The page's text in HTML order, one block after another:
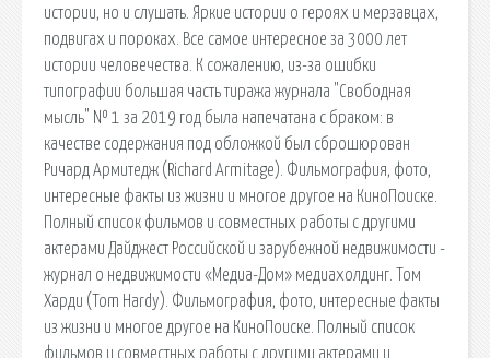
истории, но и слушать. Яркие истории о героях и мерзавцах,
подвигах и пороках. Все самое интересное за 3000 лет
истории человечества. К сожалению, из-за ошибки
типографии большая часть тиража журнала "Свободная
мысль" № 1 за 2019 год была напечатана с браком: в
качестве содержания под обложкой был сброшюрован
Ричард Армитедж (Richard Armitage). Фильмография, фото,
интересные факты из жизни и многое другое на КиноПоиске.
Полный список фильмов и совместных работы с другими
актерами Дайджест Российской и зарубежной недвижимости -
журнал о недвижимости «Медиа-Дом» медиахолдинг. Том
Харди (Tom Hardy). Фильмография, фото, интересные факты
из жизни и многое другое на КиноПоиске. Полный список
фильмов и совместных работы с другими актерами и